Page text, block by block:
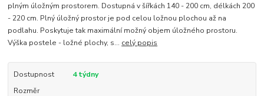
plným úložným prostorem. Dostupná v šířkách 140 - 200 cm, délkách 200
- 220 cm. Plný úložný prostor je pod celou ložnou plochou až na
podlahu. Poskytuje tak maximální možný objem úložného prostoru.
Výška postele - ložné plochy, s... celý popis
Dostupnost
4 týdny
Rozměr